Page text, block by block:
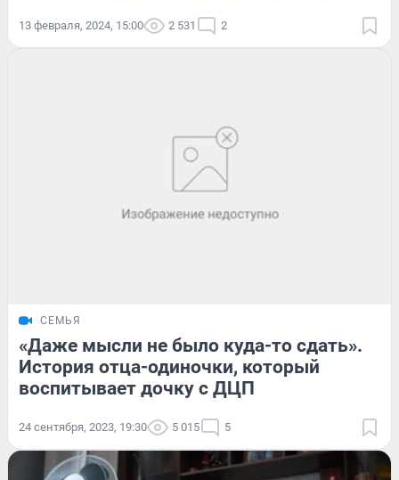
13 февраля, 2024, 15:00 2 531 2
СЕМЬЯ
«Даже мысли не было куда-то сдать».
История отца-одиночки, который
воспитывает дочку с ДЦП
24 сентября, 2023, 19:30 5 015 5